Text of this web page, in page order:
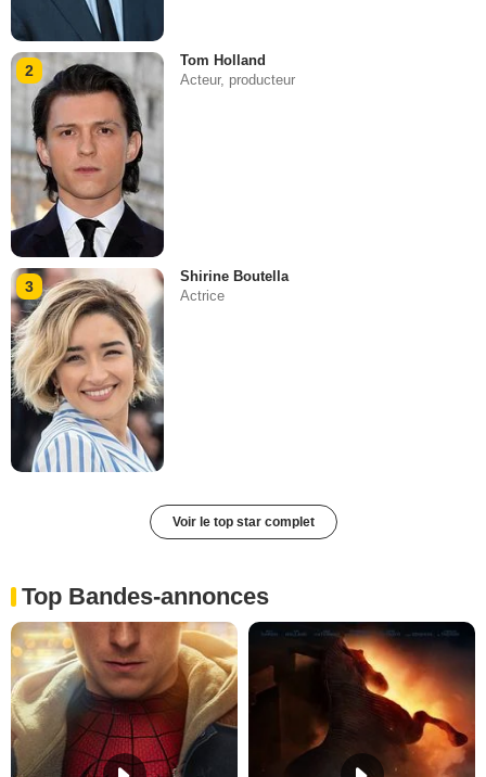
2
Tom Holland
Acteur, producteur
3
Shirine Boutella
Actrice
Voir le top star complet
Top Bandes-annonces